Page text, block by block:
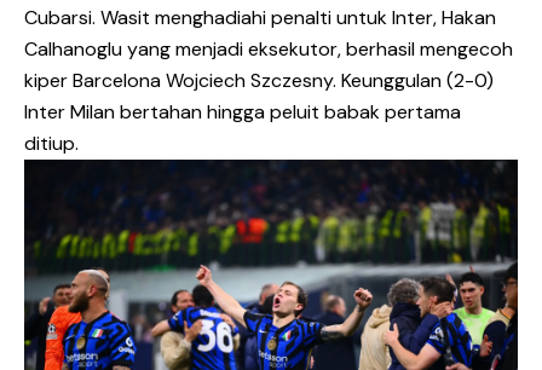
Cubarsi. Wasit menghadiahi penalti untuk Inter, Hakan
Calhanoglu yang menjadi eksekutor, berhasil mengecoh
kiper Barcelona Wojciech Szczesny. Keunggulan (2-0)
Inter Milan bertahan hingga peluit babak pertama
ditiup.